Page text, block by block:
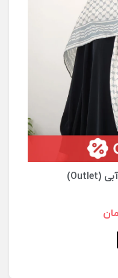
روسری ارغوان کالباسی (Outlet)